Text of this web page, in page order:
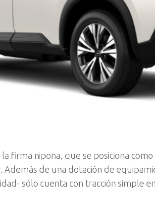
firma nipona, que se posiciona
Además de una dotación de
sólo cuenta con tracción simple